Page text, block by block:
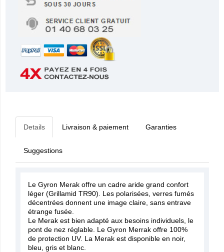
Details Livraison & paiement Garanties
Suggestions
Le Gyron Merak offre un cadre aride grand confort
léger (Grillamid TR90). Les polarisées, verres fumés
décentrées donnent une image claire, sans entrave
étrange fusée.
Le Merak est bien adapté aux besoins individuels, le
pont de nez réglable. Le Gyron Merrak offre 100%
de protection UV. La Merak est disponible en noir,
bleu, gris et blanc.